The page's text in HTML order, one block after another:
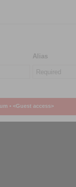
Alias
• <Guest access>